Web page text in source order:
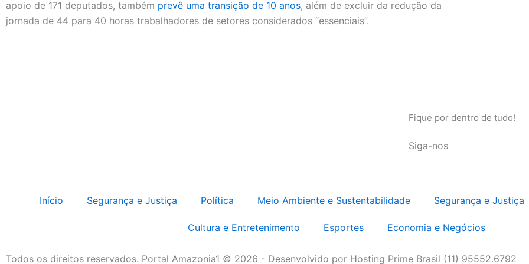
apoio de 171 deputados, também prevê uma transição de 10 anos, além de excluir da redução da
jornada de 44 para 40 horas trabalhadores de setores considerados “essenciais”.
Fique por dentro de tudo!
Siga-nos
Início Segurança e Justiça Política Meio Ambiente e Sustentabilidade Segurança e Justiça
Cultura e Entretenimento Esportes Economia e Negócios
Todos os direitos reservados. Portal Amazonia1 © 2026 - Desenvolvido por Hosting Prime Brasil (11) 95552.6792